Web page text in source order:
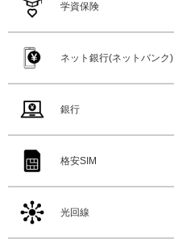
学資保険
ネット銀行(ネットバンク)
銀行
格安SIM
光回線